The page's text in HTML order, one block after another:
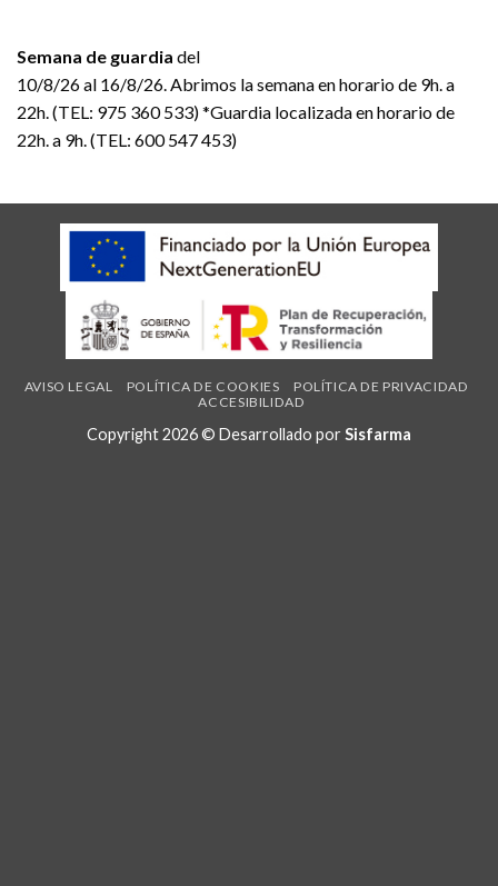
Semana de guardia del
10/8/26 al 16/8/26. Abrimos la semana en horario de 9h. a
22h. (TEL: 975 360 533) *Guardia localizada en horario de
22h. a 9h. (TEL: 600 547 453)
AVISO LEGAL POLÍTICA DE COOKIES
POLÍTICA DE PRIVACIDAD
ACCESIBILIDAD
Copyright 2026 © Desarrollado por Sisfarma